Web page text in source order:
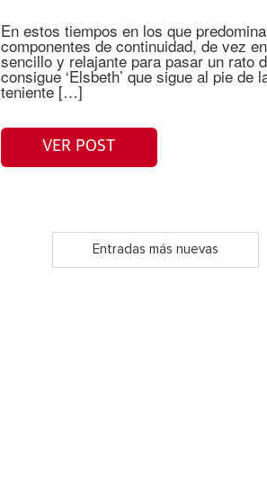
En estos tiempos en los que
componentes de continuidad, de vez
sencillo y relajante para pasar un rato
consigue ‘Elsbeth’ que sigue al pie
teniente […]
VER POST
Entradas más nuevas